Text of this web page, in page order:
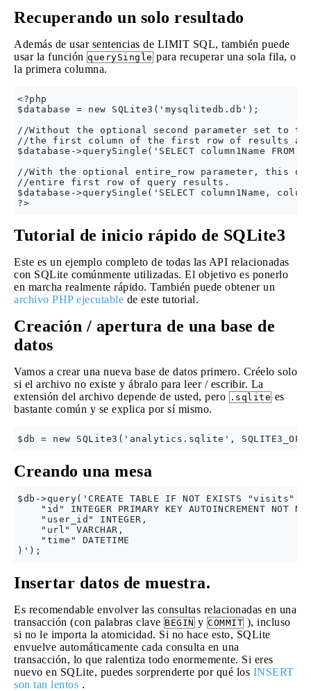
Recuperando un solo resultado
Además de usar sentencias de LIMIT SQL, también puede
usar la función querySingle para recuperar una sola fila, o
la primera columna.
<?php
$database = new SQLite3('mysqlitedb.db');
//Without the optional second parameter set to
//the first column of the first row of results and
$database->querySingle('SELECT column1Name FROM
//With the optional entire_row parameter, this
//entire first row of query results.
$database->querySingle('SELECT column1Name,
Tutorial de inicio rápido de SQLite3
Este es un ejemplo completo de todas las API relacionadas
con SQLite comúnmente utilizadas. El objetivo es ponerlo
en marcha realmente rápido. También puede obtener un
archivo PHP ejecutable de este tutorial.
Creación / apertura de una base de
datos
Vamos a crear una nueva base de datos primero. Créelo solo
si el archivo no existe y ábralo para leer / escribir. La
extensión del archivo depende de usted, pero .sqlite es
bastante común y se explica por sí mismo.
Creando una mesa
$db->query('CREATE TABLE IF NOT EXISTS "visits" (
"id" INTEGER PRIMARY KEY AUTOINCREMENT NOT
    "user_id" INTEGER,
    "url" VARCHAR,
    "time" DATETIME
Insertar datos de muestra.
Es recomendable envolver las consultas relacionadas en una
transacción (con palabras clave BEGIN y COMMIT ), incluso
si no le importa la atomicidad. Si no hace esto, SQLite
envuelve automáticamente cada consulta en una
transacción, lo que ralentiza todo enormemente. Si eres
nuevo en SQLite, puedes sorprenderte por qué los INSERT
son tan lentos .